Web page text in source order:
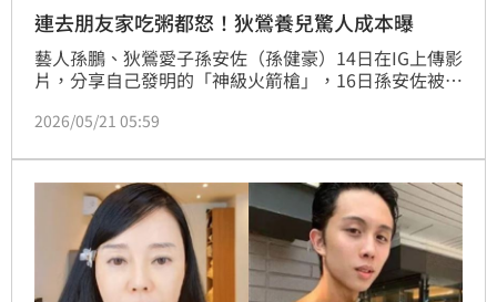
連去朋友家吃粥都怒！狄鶯養兒驚人成本曝
藝人孫鵬、狄鶯愛子孫安佐（孫健豪）14日在IG上傳影
片，分享自己發明的「神級火箭槍」，16日孫安佐被警
心切的狄鶯第一時間為兒子抱不平引起討論。過去資深
計為兒子燒了數千萬元，甚至連「去同學家吃粥」都能
引發親子糾紛。
2026/05/21 05:59